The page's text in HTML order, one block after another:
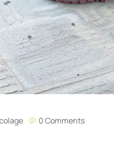
0 Comments